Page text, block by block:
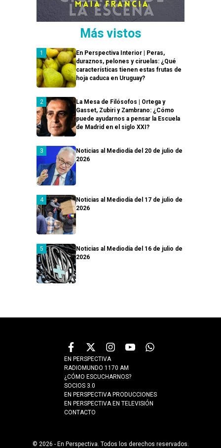
Más vistos
En Perspectiva Interior | Peras,
duraznos, pelones y ciruelas: ¿Qué
características tienen estas frutas de
hoja caduca en Uruguay?
La Mesa de Filósofos | Ortega y
Gasset, Zubiri y Zambrano: ¿Cómo
puede ayudarnos a pensar la Escuela
de Madrid en el siglo XXI?
Noticias al Mediodía del 20 de julio de
2026
Noticias al Mediodía del 17 de julio de
2026
Noticias al Mediodía del 16 de julio de
2026
EN PERSPECTIVA
RADIOMUNDO 1170 AM
¿CÓMO ESCUCHARNOS?
SOCIOS 3.0
EN PERSPECTIVA PRODUCCIONES
EN PERSPECTIVA EN TELEVISIÓN
CONTACTO
© 2026 - En Perspectiva. Todos los derechos reservados.